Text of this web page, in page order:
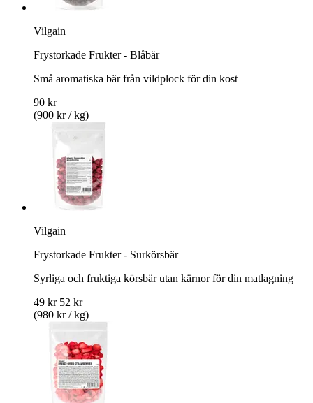
Vilgain
Frystorkade Frukter - Blåbär
Små aromatiska bär från vildplock för din kost
90 kr
(900 kr / kg)
Vilgain
Frystorkade Frukter - Surkörsbär
Syrliga och fruktiga körsbär utan kärnor för din matlagning
49 kr 52 kr
(980 kr / kg)